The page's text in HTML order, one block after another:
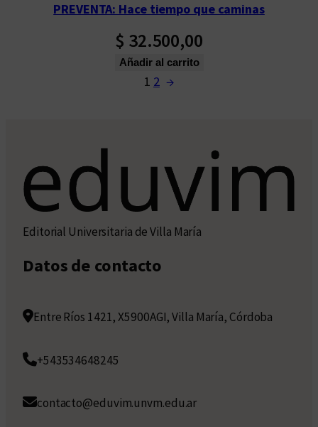
PREVENTA: Hace tiempo que caminas
$ 32.500,00
Añadir al carrito
1 2 →
Editorial Universitaria de Villa María
Datos de contacto
Entre Ríos 1421, X5900AGI, Villa María, Córdoba
+543534648245
contacto@eduvim.unvm.edu.ar